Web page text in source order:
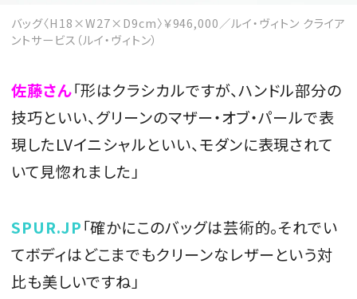
バッグ〈H18×W27×D9cm〉￥946,000／ルイ・ヴィトン クライア
ントサービス（ルイ・ヴィトン）
佐藤さん「形はクラシカルですが、ハンドル部分の
技巧といい、グリーンのマザー・オブ・パールで表
現したLVイニシャルといい、モダンに表現されて
いて見惚れました」
SPUR.JP「確かにこのバッグは芸術的。それでい
てボディはどこまでもクリーンなレザーという対
比も美しいですね」